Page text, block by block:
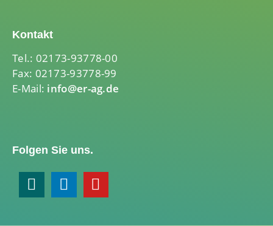
Kontakt
Tel.: 02173-93778-00
Fax: 02173-93778-99
E-Mail: info@er-ag.de
Folgen Sie uns.